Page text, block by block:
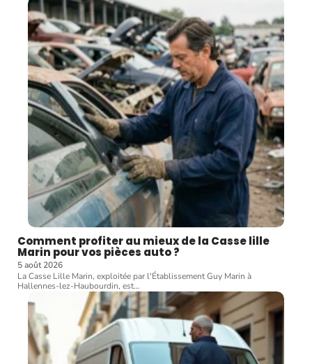
Comment profiter au mieux de la Casse lille
Marin pour vos pièces auto ?
5 août 2026
La Casse Lille Marin, exploitée par l'Établissement Guy Marin à
Hallennes-lez-Haubourdin, est…